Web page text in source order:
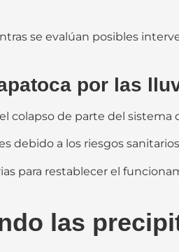
se evalúan posibles
por las
colapso de parte del sistema
debido a los riesgos
para restablecer el
las